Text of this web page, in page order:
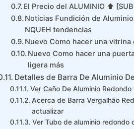
El Precio del ALUMINIO ⬆
Noticias Fundición de
NQUEH tendencias
Nuevo Como hacer una
Nuevo Como hacer una
ligera más
Detalles de Barra De Aluminio
Ver Caño De Aluminio
Acerca de Barra Vergalhão
actualizar
Ver Tubo de aluminio redondo